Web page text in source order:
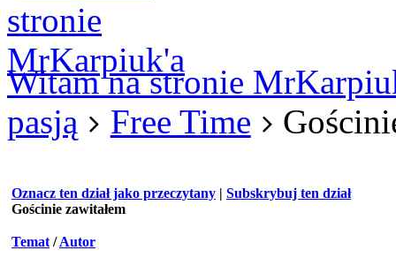
Witam na stronie
pasją
Free Time
Oznacz ten dział jako przeczytany | Subskrybuj ten dział
Gościnie zawitałem
Temat /Autor